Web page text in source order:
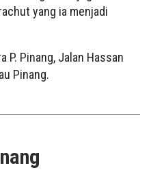
yang ia menjadi
P. Pinang, Jalan Hassan
Pinang.